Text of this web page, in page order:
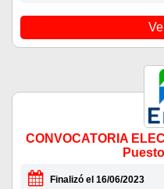
CONVOCATORIA
Finalizó el 16/06/2023